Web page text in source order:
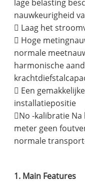
lage belasting
nauwkeurigheid
 Laag het
 Hoge
normale
harmonische
 Een
installatiepositie
No -kalibratie
meter geen
normale
1. Main Features